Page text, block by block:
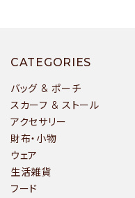
CATEGORIES
バッグ & ポーチ
スカーフ & ストール
アクセサリー
財布・小物
ウェア
生活雑貨
フード